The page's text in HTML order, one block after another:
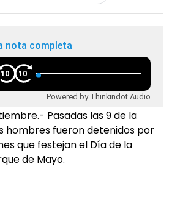
nota completa
10 10
Powered by Thinkindot Audio
Pasadas las 9 de la
hombres fueron detenidos por
que festejan el Día de la
de Mayo.